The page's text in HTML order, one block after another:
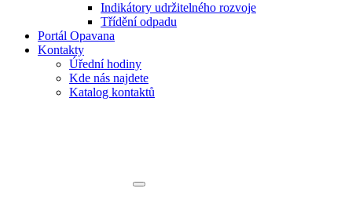
Indikátory udržitelného rozvoje
Třídění odpadu
Portál Opavana
Kontakty
Úřední hodiny
Kde nás najdete
Katalog kontaktů